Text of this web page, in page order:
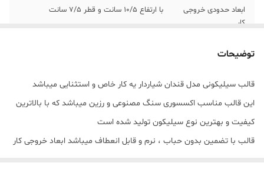
ابعاد حدودی خروجی
کار
با ارتفاع 10/5 سانت و قطر 7/5 سانت
سایر توضیحات
توضیحات
قالب سیلیکونی مدل قندان شیاردار یه کار خاص و استثنایی میباشد
این قالب مناسب اکسسوری سنگ مصنوعی و رزین میباشد که با بالاترین
کیفیت و بهترین نوع سیلیکون تولید شده است
قالب با تضمین بدون حباب ، نرم و قابل انعطاف میباشد ابعاد خروجی کار